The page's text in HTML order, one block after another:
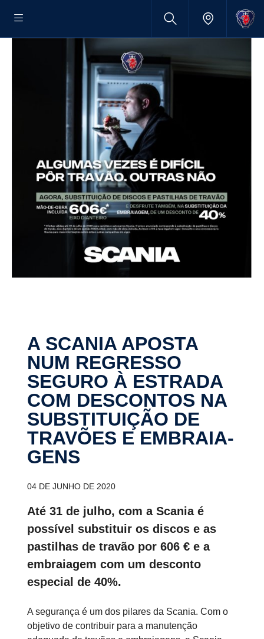
A SCANIA APOSTA
NUM REGRESSO
SEGURO À ESTRADA
COM DESCONTOS NA
SUBSTI­TUIÇÃO DE
TRAVÕES E EMBRAI­A­
GENS
04 DE JUNHO DE 2020
Até 31 de julho, com a Scania é
possível substituir os discos e as
pastilhas de travão por 606 € e a
embraiagem com um desconto
especial de 40%.
A segurança é um dos pilares da Scania. Com o
objetivo de contribuir para a manutenção